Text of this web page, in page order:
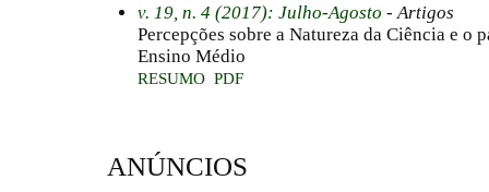
v. 19, n. 4 (2017): Julho-Agosto - Artigos
Percepções sobre a Natureza da Ciência e o
Ensino Médio
RESUMO PDF
ANÚNCIOS